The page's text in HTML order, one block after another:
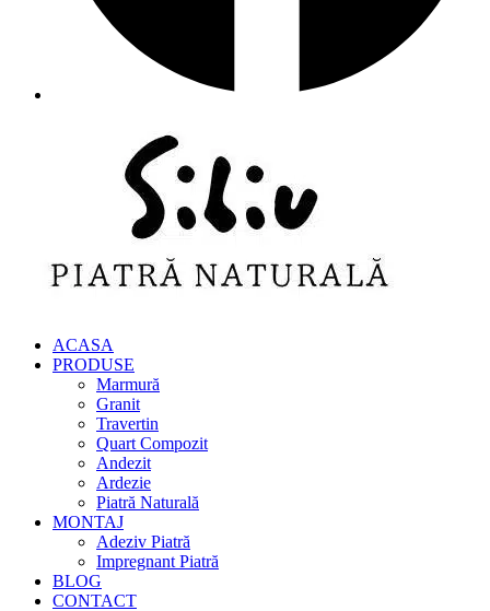
ACASA
PRODUSE
Marmură
Granit
Travertin
Quart Compozit
Andezit
Ardezie
Piatră Naturală
MONTAJ
Adeziv Piatră
Impregnant Piatră
BLOG
CONTACT